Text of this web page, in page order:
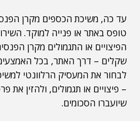
עד כה, משיכת הכספים מקרן
טופס באתר או פנייה למוקד.
שקלים – דרך האתר, בכל האמצעים
לבחור את המעסיק הרלוונטי
– פיצויים או תגמולים, ולהזין את
שיועברו הסכומים.